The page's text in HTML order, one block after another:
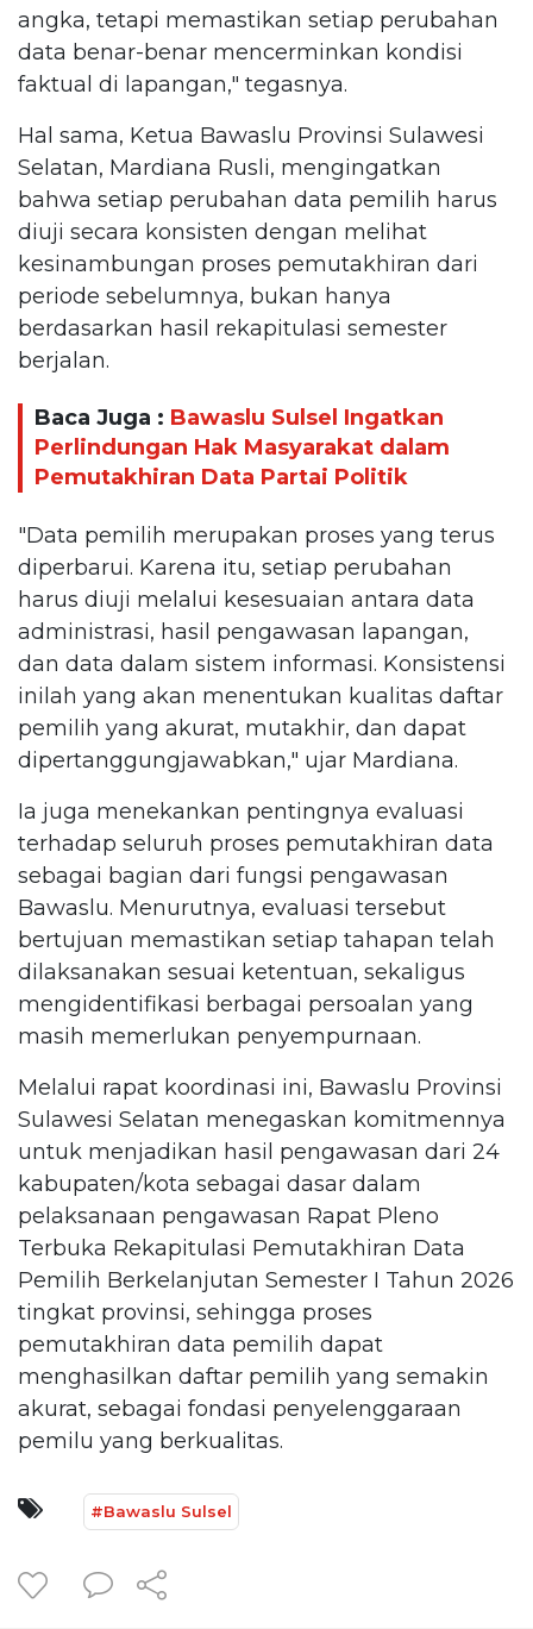
angka, tetapi memastikan setiap perubahan
data benar-benar mencerminkan kondisi
faktual di lapangan," tegasnya.
Hal sama, Ketua Bawaslu Provinsi Sulawesi
Selatan, Mardiana Rusli, mengingatkan
bahwa setiap perubahan data pemilih harus
diuji secara konsisten dengan melihat
kesinambungan proses pemutakhiran dari
periode sebelumnya, bukan hanya
berdasarkan hasil rekapitulasi semester
berjalan.
Baca Juga : Bawaslu Sulsel Ingatkan
Perlindungan Hak Masyarakat dalam
Pemutakhiran Data Partai Politik
"Data pemilih merupakan proses yang terus
diperbarui. Karena itu, setiap perubahan
harus diuji melalui kesesuaian antara data
administrasi, hasil pengawasan lapangan,
dan data dalam sistem informasi. Konsistensi
inilah yang akan menentukan kualitas daftar
pemilih yang akurat, mutakhir, dan dapat
dipertanggungjawabkan," ujar Mardiana.
Ia juga menekankan pentingnya evaluasi
terhadap seluruh proses pemutakhiran data
sebagai bagian dari fungsi pengawasan
Bawaslu. Menurutnya, evaluasi tersebut
bertujuan memastikan setiap tahapan telah
dilaksanakan sesuai ketentuan, sekaligus
mengidentifikasi berbagai persoalan yang
masih memerlukan penyempurnaan.
Melalui rapat koordinasi ini, Bawaslu Provinsi
Sulawesi Selatan menegaskan komitmennya
untuk menjadikan hasil pengawasan dari 24
kabupaten/kota sebagai dasar dalam
pelaksanaan pengawasan Rapat Pleno
Terbuka Rekapitulasi Pemutakhiran Data
Pemilih Berkelanjutan Semester I Tahun 2026
tingkat provinsi, sehingga proses
pemutakhiran data pemilih dapat
menghasilkan daftar pemilih yang semakin
akurat, sebagai fondasi penyelenggaraan
pemilu yang berkualitas.
#Bawaslu Sulsel